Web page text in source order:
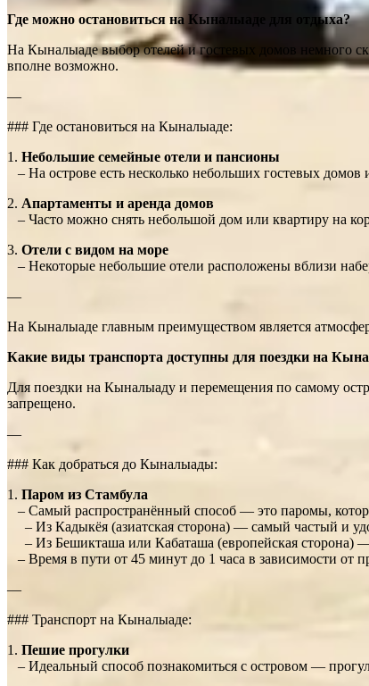
Где можно остановиться на Кыналыаде для отдыха?
На Кыналыаде выбор отелей и гостевых домов немного
вполне возможно.
—
### Где остановиться на Кыналыаде:
1. Небольшие семейные отели и пансионы
– На острове есть несколько небольших гостевых
2. Апартаменты и аренда домов
– Часто можно снять небольшой дом или квартиру на
3. Отели с видом на море
– Некоторые небольшие отели расположены вблизи
—
На Кыналыаде главным преимуществом является
Какие виды транспорта доступны для поездки на
Для поездки на Кыналыаду и перемещения по самому
запрещено.
—
### Как добраться до Кыналыады:
1. Паром из Стамбула
– Самый распространённый способ — это паромы,
– Из Кадыкёя (азиатская сторона) — самый частый и
– Из Бешикташа или Кабаташа (европейская сторона)
– Время в пути от 45 минут до 1 часа в зависимости от
—
### Транспорт на Кыналыаде:
1. Пешие прогулки
– Идеальный способ познакомиться с островом —